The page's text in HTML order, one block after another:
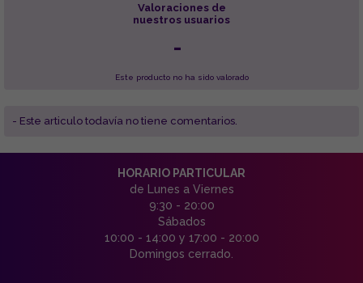
Valoraciones de
nuestros usuarios
-
Este producto no ha sido valorado
- Este articulo todavía no tiene comentarios.
HORARIO PARTICULAR
de Lunes a Viernes
9:30 - 20:00
Sábados
10:00 - 14:00 y 17:00 - 20:00
Domingos cerrado.